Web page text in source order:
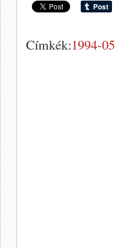
Címkék:1994-05